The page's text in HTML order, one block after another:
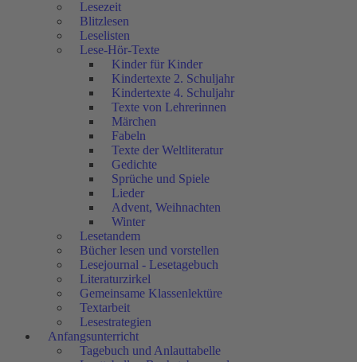
Lesezeit
Blitzlesen
Leselisten
Lese-Hör-Texte
Kinder für Kinder
Kindertexte 2. Schuljahr
Kindertexte 4. Schuljahr
Texte von Lehrerinnen
Märchen
Fabeln
Texte der Weltliteratur
Gedichte
Sprüche und Spiele
Lieder
Advent, Weihnachten
Winter
Lesetandem
Bücher lesen und vorstellen
Lesejournal - Lesetagebuch
Literaturzirkel
Gemeinsame Klassenlektüre
Textarbeit
Lesestrategien
Anfangsunterricht
Tagebuch und Anlauttabelle